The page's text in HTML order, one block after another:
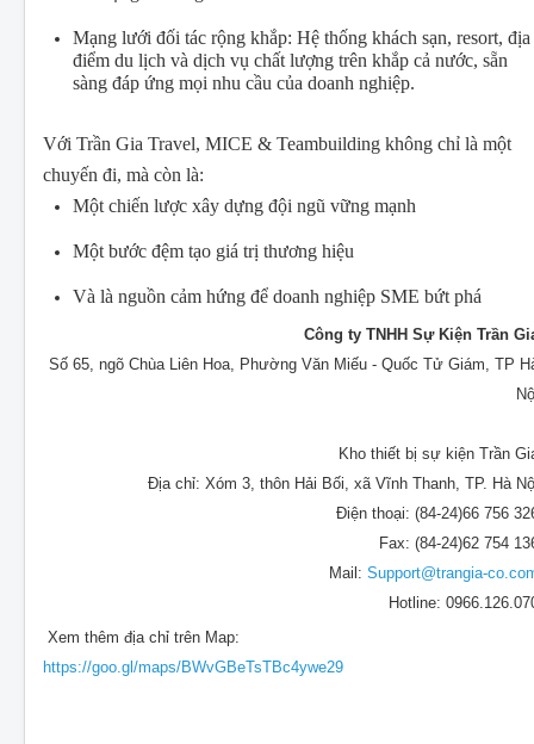
Mạng lưới đối tác rộng khắp: Hệ thống khách sạn, resort, địa
điểm du lịch và dịch vụ chất lượng trên khắp cả nước, sẵn
sàng đáp ứng mọi nhu cầu của doanh nghiệp.
Với Trần Gia Travel, MICE & Teambuilding không chỉ là một
chuyến đi, mà còn là:
Một chiến lược xây dựng đội ngũ vững mạnh
Một bước đệm tạo giá trị thương hiệu
Và là nguồn cảm hứng để doanh nghiệp SME bứt phá
Công ty TNHH Sự Kiện Trần
Số 65, ngõ Chùa Liên Hoa, Phường Văn Miếu - Quốc Tử Giám, TP
Kho thiết bị sự kiện Trần
Địa chỉ: Xóm 3, thôn Hải Bối, xã Vĩnh Thanh, TP. Hà
Điện thoại: (84-24)66 756
Fax: (84-24)62 754
Mail: Support@trangia-
Hotline:
Xem thêm địa chỉ trên Map:
https://goo.gl/maps/BWvGBeTsTBc4ywe29